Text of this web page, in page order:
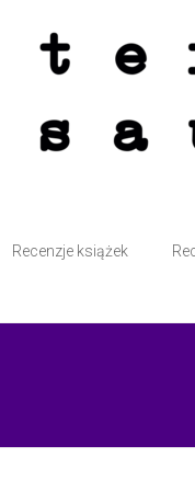
Recenzje książek